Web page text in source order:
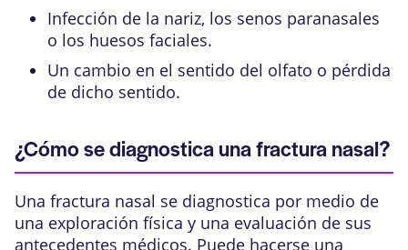
Infección de la nariz, los senos paranasales
o los huesos faciales.
Un cambio en el sentido del olfato o pérdida
de dicho sentido.
¿Cómo se diagnostica una fractura nasal?
Una fractura nasal se diagnostica por medio de
una exploración física y una evaluación de sus
antecedentes médicos. Puede hacerse una